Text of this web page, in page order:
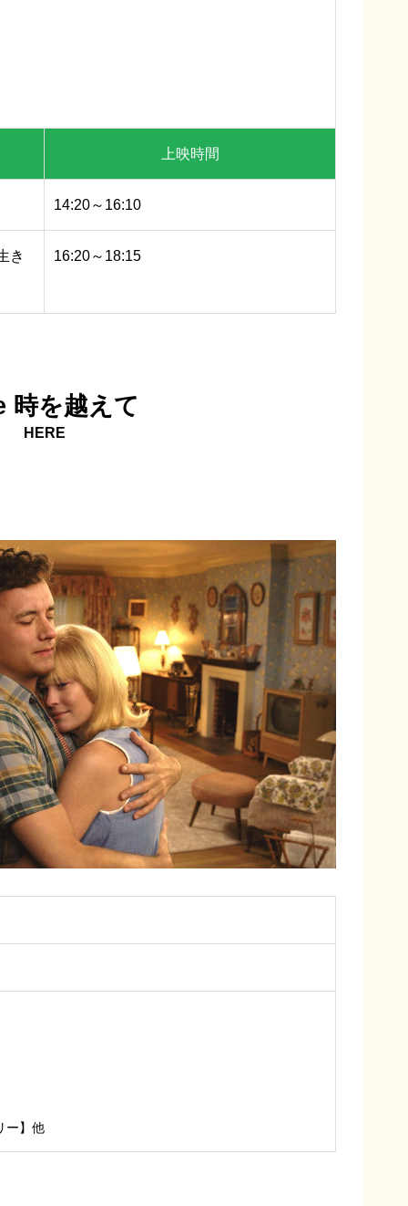
上映時間
14:20～16:10
き 16:20～18:15
時を越えて
HERE
ー】他